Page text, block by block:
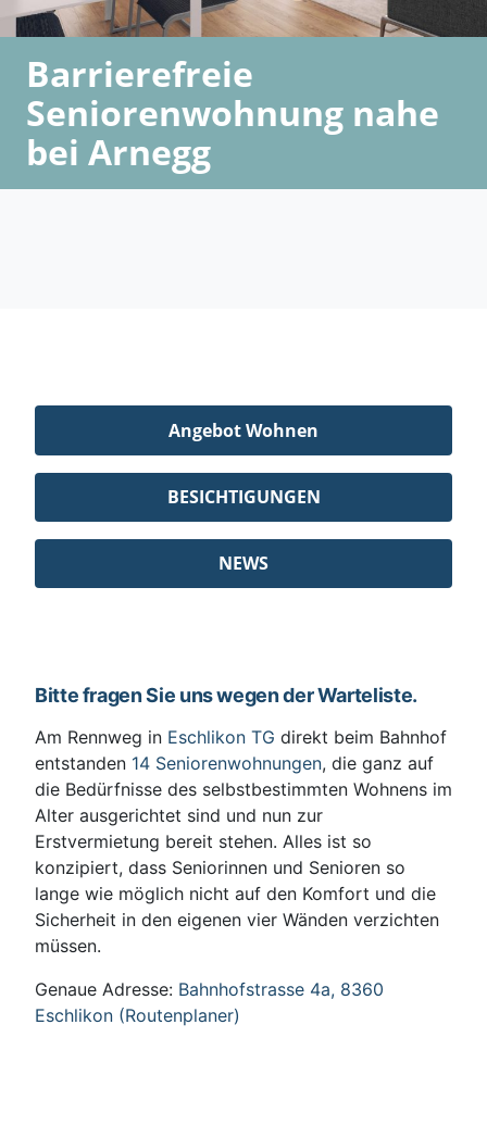
Barrierefreie
Seniorenwohnung nahe
bei Arnegg
Angebot Wohnen
BESICHTIGUNGEN
NEWS
Bitte fragen Sie uns wegen der Warteliste.
Am Rennweg in Eschlikon TG direkt beim Bahnhof
entstanden 14 Seniorenwohnungen, die ganz auf
die Bedürfnisse des selbstbestimmten Wohnens im
Alter ausgerichtet sind und nun zur
Erstvermietung bereit stehen. Alles ist so
konzipiert, dass Seniorinnen und Senioren so
lange wie möglich nicht auf den Komfort und die
Sicherheit in den eigenen vier Wänden verzichten
müssen.
Genaue Adresse: Bahnhofstrasse 4a, 8360
Eschlikon (Routenplaner)